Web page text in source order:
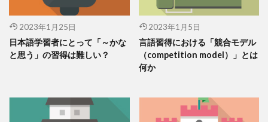
2023年1月25日
日本語学習者にとって「～かな
と思う」の習得は難しい？
2023年1月5日
言語習得における「競合モデル
（competition model）」とは
何か